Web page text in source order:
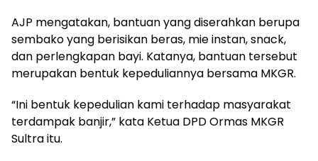
AJP mengatakan, bantuan yang diserahkan berupa
sembako yang berisikan beras, mie instan, snack,
dan perlengkapan bayi. Katanya, bantuan tersebut
merupakan bentuk kepeduliannya bersama MKGR.
“Ini bentuk kepedulian kami terhadap masyarakat
terdampak banjir,” kata Ketua DPD Ormas MKGR
Sultra itu.